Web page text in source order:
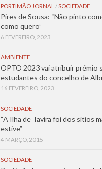
PORTIMÃO JORNAL /SOCIEDADE
Pires de Sousa: “Não pinto
como quero”
6 FEVEREIRO, 2023
AMBIENTE
OPTO 2023 vai atribuir prémio
estudantes do concelho de
16 FEVEREIRO, 2023
SOCIEDADE
“A Ilha de Tavira foi dos sítios
estive”
4 MARÇO, 2015
SOCIEDADE